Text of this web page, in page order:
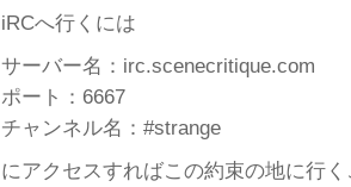
iRCへ行くには
サーバー名：irc.scenecritique.com
ポート：6667
チャンネル名：#strange
にアクセスすればこの約束の地に行